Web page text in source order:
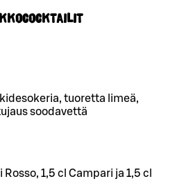
tuoretta limeä,
soodavettä
1,5 cl Campari ja 1,5 cl